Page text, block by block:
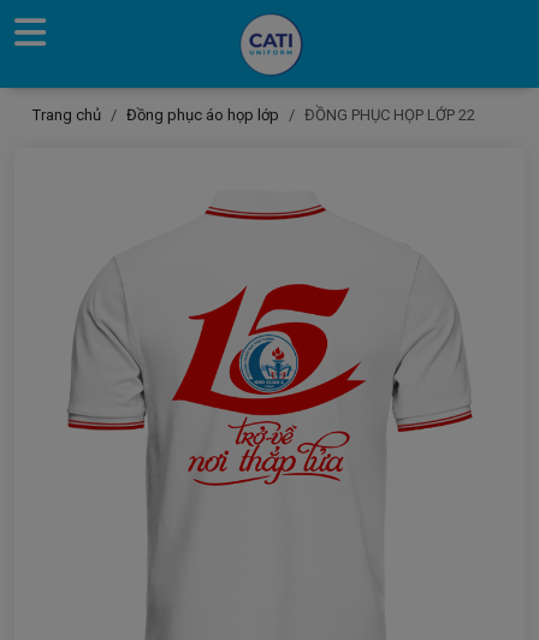
Trang chủ Đồng phục áo họp lớp ĐỒNG PHỤC HỌP LỚP 22